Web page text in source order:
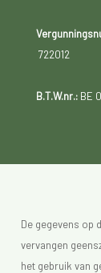
722012
B.T.W.nr.:BE
De gegevens op
vervangen
het gebruik van